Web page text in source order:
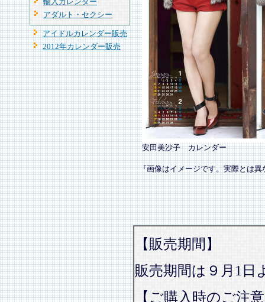
アダルト・セクシー
アイドルカレンダー販売
2012年カレンダー販売
安田美沙子 カレンダー
『画像はイメージです。実際とは
【販売期間】
販売期間は９月1日
【ご購入時のご注